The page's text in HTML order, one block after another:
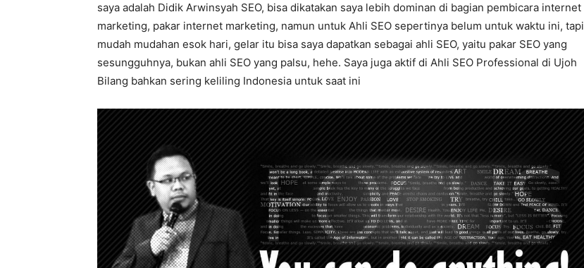
saya adalah Didik Arwinsyah SEO, bisa dikatakan saya lebih dominan di bagian pembicara internet
marketing, pakar internet marketing, namun untuk Ahli SEO sepertinya belum untuk waktu ini, tapi
mudah mudahan esok hari, gelar itu bisa saya dapatkan sebagai ahli SEO, yaitu pakar SEO yang
sesungguhnya, bukan ahli SEO yang palsu, hehe. Saya juga aktif di Ahli SEO Professional di Ujoh
Bilang bahkan sering keliling Indonesia untuk saat ini